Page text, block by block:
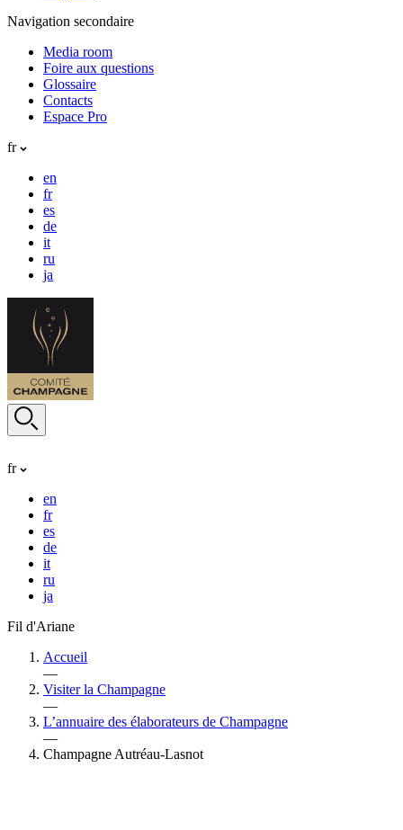
Navigation secondaire
Media room
Foire aux questions
Glossaire
Contacts
Espace Pro
fr
en
fr
es
de
it
ru
ja
fr
en
fr
es
de
it
ru
ja
Fil d'Ariane
Accueil
—
Visiter la Champagne
—
L’annuaire des élaborateurs de Champagne
—
Champagne Autréau-Lasnot